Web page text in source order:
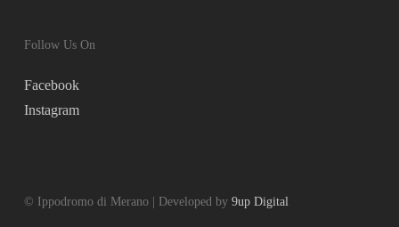
Follow Us On
Facebook
Instagram
© Ippodromo di Merano | Developed by 9up Digital